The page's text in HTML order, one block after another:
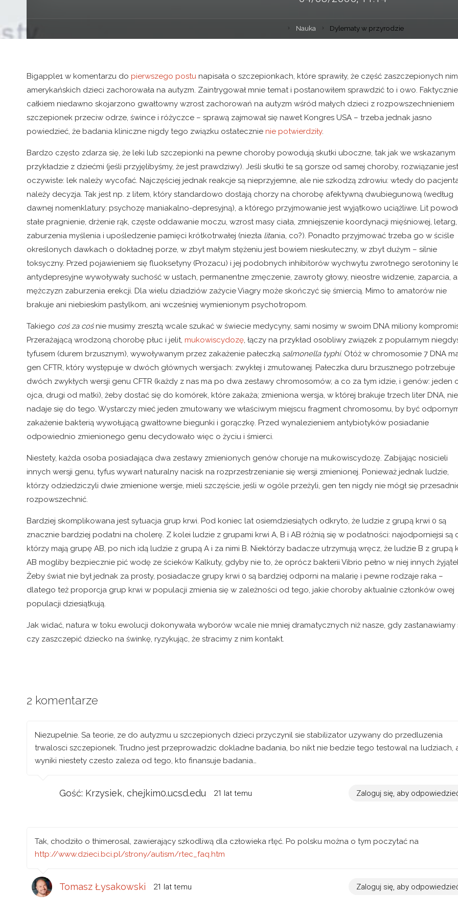
Nauka Dylematy w przyrodzie
Bigapple1 w komentarzu do pierwszego postu napisała o szczepionkach, które sprawiły, że część zaszczepionych
amerykańskich dzieci zachorowała na autyzm. Zaintrygował mnie temat i postanowiłem sprawdzić to i owo.
całkiem niedawno skojarzono gwałtowny wzrost zachorowań na autyzm wśród małych dzieci z rozpowszechnieniem
szczepionek przeciw odrze, śwince i różyczce – sprawą zajmował się nawet Kongres USA – trzeba jednak jasno
powiedzieć, że badania kliniczne nigdy tego związku ostatecznie nie potwierdziły.
Bardzo często zdarza się, że leki lub szczepionki na pewne choroby powodują skutki uboczne, tak jak we wskazanym
przykładzie z dziećmi (jeśli przyjęlibyśmy, że jest prawdziwy). Jeśli skutki te są gorsze od samej choroby, rozwiązanie jest
oczywiste: lek należy wycofać. Najczęściej jednak reakcje są nieprzyjemne, ale nie szkodzą zdrowiu: wtedy do
należy decyzja. Tak jest np. z litem, który standardowo dostają chorzy na chorobę afektywną dwubiegunową (według
dawnej nomenklatury: psychozę maniakalno-depresyjną), a którego przyjmowanie jest wyjątkowo uciążliwe. Lit
stałe pragnienie, drżenie rąk, częste oddawanie moczu, wzrost masy ciała, zmniejszenie koordynacji mięśniowej, letarg,
zaburzenia myślenia i upośledzenie pamięci krótkotrwałej (niezła litania, co?). Ponadto przyjmować trzeba go w ściśle
określonych dawkach o dokładnej porze, w zbyt małym stężeniu jest bowiem nieskuteczny, w zbyt dużym – silnie
toksyczny. Przed pojawieniem się fluoksetyny (Prozacu) i jej podobnych inhibitorów wychwytu zwrotnego serotoniny
antydepresyjne wywoływały suchość w ustach, permanentne zmęczenie, zawroty głowy, nieostre widzenie, zaparcia,
mężczyzn zaburzenia erekcji. Dla wielu dziadziów zażycie Viagry może skończyć się śmiercią. Mimo to amatorów nie
brakuje ani niebieskim pastylkom, ani wcześniej wymienionym psychotropom.
Takiego coś za cośnie musimy zresztą wcale szukać w świecie medycyny, sami nosimy w swoim DNA miliony
Przerażającą wrodzoną chorobę płuc i jelit, mukowiscydozę, łączy na przykład osobliwy związek z popularnym
tyfusem (durem brzusznym), wywoływanym przez zakażenie pałeczką salmonella typhi. Otóż w chromosomie 7 DNA
gen CFTR, który występuje w dwóch głównych wersjach: zwykłej i zmutowanej. Pałeczka duru brzusznego potrzebuje
dwóch zwykłych wersji genu CFTR (każdy z nas ma po dwa zestawy chromosomów, a co za tym idzie, i genów: jeden
ojca, drugi od matki), żeby dostać się do komórek, które zakaża; zmieniona wersja, w której brakuje trzech liter DNA, nie
nadaje się do tego. Wystarczy mieć jeden zmutowany we właściwym miejscu fragment chromosomu, by być
zakażenie bakterią wywołującą gwałtowne biegunki i gorączkę. Przed wynalezieniem antybiotyków posiadanie
odpowiednio zmienionego genu decydowało więc o życiu i śmierci.
Niestety, każda osoba posiadająca dwa zestawy zmienionych genów choruje na mukowiscydozę. Zabijając nosicieli
innych wersji genu, tyfus wywarł naturalny nacisk na rozprzestrzenianie się wersji zmienionej. Ponieważ jednak ludzie,
którzy odziedziczyli dwie zmienione wersje, mieli szczęście, jeśli w ogóle przeżyli, gen ten nigdy nie mógł się
rozpowszechnić.
Bardziej skomplikowana jest sytuacja grup krwi. Pod koniec lat osiemdziesiątych odkryto, że ludzie z grupą krwi 0 są
znacznie bardziej podatni na cholerę. Z kolei ludzie z grupami krwi A, B i AB różnią się w podatności: najodporniejsi są
którzy mają grupę AB, po nich idą ludzie z grupą A i za nimi B. Niektórzy badacze utrzymują wręcz, że ludzie B z grupą
AB mogliby bezpiecznie pić wodę ze ścieków Kalkuty, gdyby nie to, że oprócz bakterii Vibrio pełno w niej innych
Żeby świat nie był jednak za prosty, posiadacze grupy krwi 0 są bardziej odporni na malarię i pewne rodzaje raka –
dlatego też proporcja grup krwi w populacji zmienia się w zależności od tego, jakie choroby aktualnie członków owej
populacji dziesiątkują.
Jak widać, natura w toku ewolucji dokonywała wyborów wcale nie mniej dramatycznych niż nasze, gdy zastanawiamy
czy zaszczepić dziecko na świnkę, ryzykując, że stracimy z nim kontakt.
2 komentarze
Niezupelnie. Sa teorie, ze do autyzmu u szczepionych dzieci przyczynil sie stabilizator uzywany do przedluzenia
trwalosci szczepionek. Trudno jest przeprowadzic dokladne badania, bo nikt nie bedzie tego testowal na ludziach,
wyniki niestety czesto zaleza od tego, kto finansuje badania…
Gość: Krzysiek, chejkim0.ucsd.edu 21 lat temu Zaloguj się, aby
Tak, chodziło o thimerosal, zawierający szkodliwą dla człowieka rtęć. Po polsku można o tym poczytać na
http://www.dzieci.bci.pl/strony/autism/rtec_faq.htm
Tomasz Łysakowski 21 lat temu Zaloguj się, aby